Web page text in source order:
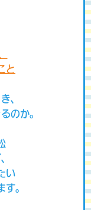
と
、
のか。
い
す。